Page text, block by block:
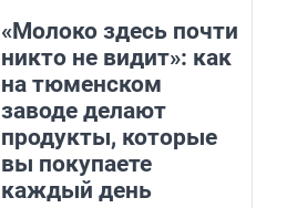
«Молоко здесь почти
никто не видит»: как
на тюменском
заводе делают
продукты, которые
вы покупаете
каждый день